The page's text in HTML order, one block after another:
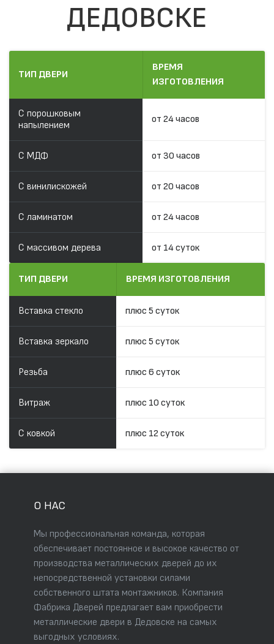
ДЕДОВСКЕ
ТИП ДВЕРИ
ВРЕМЯ
ИЗГОТОВЛЕНИЯ
С порошковым
напылением
от 24 часов
С МДФ от 30 часов
С винилискожей от 20 часов
С ламинатом от 24 часов
С массивом дерева от 14 суток
ТИП ДВЕРИ ВРЕМЯ ИЗГОТОВЛЕНИЯ
Вставка стекло плюс 5 суток
Вставка зеркало плюс 5 суток
Резьба плюс 6 суток
Витраж плюс 10 суток
С ковкой плюс 12 суток
О НАС
Мы профессиональная команда, которая
обеспечивает постоянное и высокое качество от
производства металлических дверей до их
непосредственной установки силами
собственного штата монтажников. Компания
Фабрика Дверей предлагает вам приобрести
металлические двери в Дедовске на самых
выгодных условиях.